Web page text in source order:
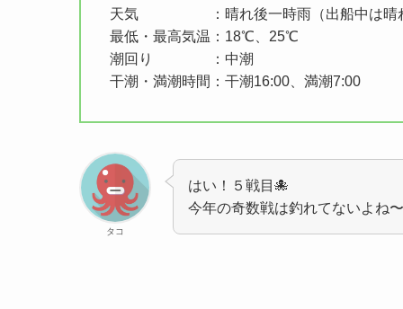
天気 ：晴れ後一時雨（出船中は晴
最低・最高気温：18℃、25℃
潮回り ：中潮
干潮・満潮時間：干潮16:00、満潮7:00
タコ
はい！５戦目🐙
今年の奇数戦は釣れてないよね